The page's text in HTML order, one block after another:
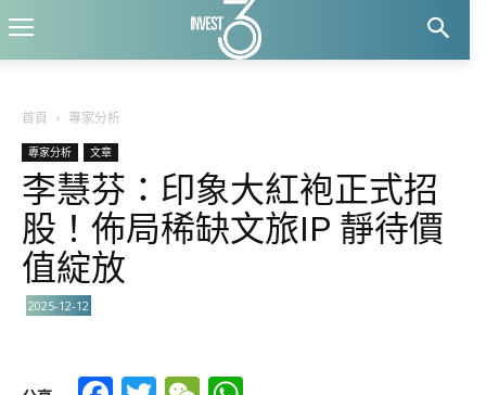
首頁 專家分析
專家分析 文章
李慧芬：印象大紅袍正式招
股！佈局稀缺文旅IP 靜待價
值綻放
2025-12-12